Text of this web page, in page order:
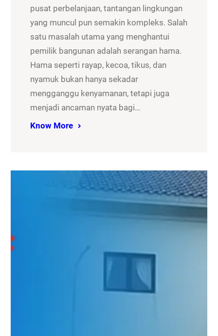
pusat perbelanjaan, tantangan lingkungan
yang muncul pun semakin kompleks. Salah
satu masalah utama yang menghantui
pemilik bangunan adalah serangan hama.
Hama seperti rayap, kecoa, tikus, dan
nyamuk bukan hanya sekadar
mengganggu kenyamanan, tetapi juga
menjadi ancaman nyata bagi…
Know More